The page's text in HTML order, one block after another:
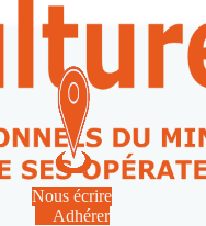
Nous écrire
Adhérer